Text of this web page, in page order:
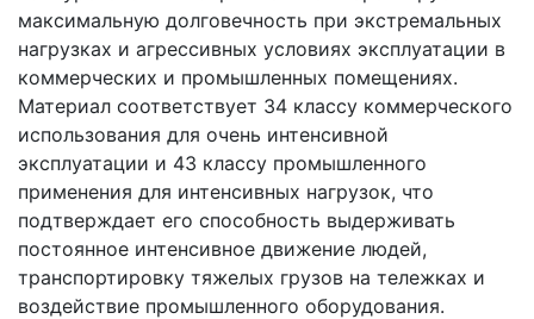
максимальную долговечность при экстремальных
нагрузках и агрессивных условиях эксплуатации в
коммерческих и промышленных помещениях.
Материал соответствует 34 классу коммерческого
использования для очень интенсивной
эксплуатации и 43 классу промышленного
применения для интенсивных нагрузок, что
подтверждает его способность выдерживать
постоянное интенсивное движение людей,
транспортировку тяжелых грузов на тележках и
воздействие промышленного оборудования.